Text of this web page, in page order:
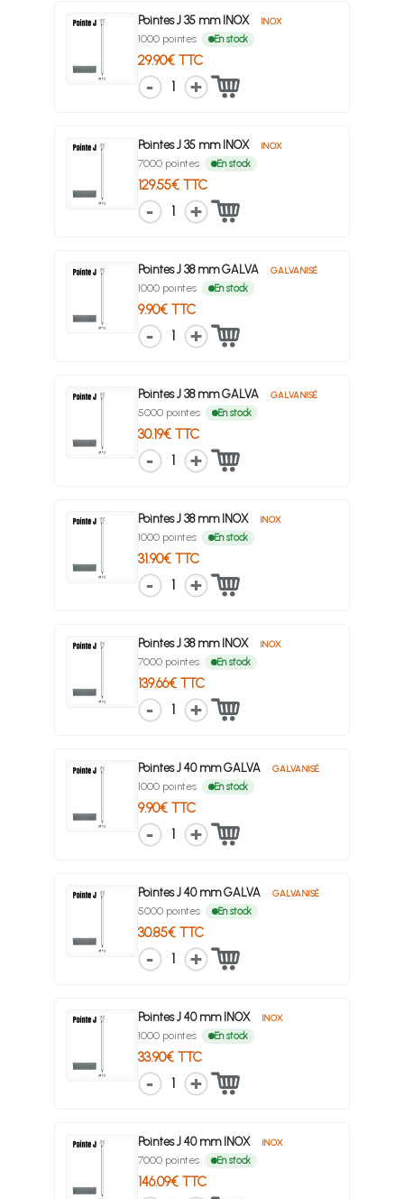
Pointes J 35 mm INOX INOX
1000 pointes En stock
29.90€ TTC
1
Pointes J 35 mm INOX INOX
7000 pointes En stock
129.55€ TTC
1
Pointes J 38 mm GALVA GALVANISÉ
1000 pointes En stock
9.90€ TTC
1
Pointes J 38 mm GALVA GALVANISÉ
5000 pointes En stock
30.19€ TTC
1
Pointes J 38 mm INOX INOX
1000 pointes En stock
31.90€ TTC
1
Pointes J 38 mm INOX INOX
7000 pointes En stock
139.66€ TTC
1
Pointes J 40 mm GALVA GALVANISÉ
1000 pointes En stock
9.90€ TTC
1
Pointes J 40 mm GALVA GALVANISÉ
5000 pointes En stock
30.85€ TTC
1
Pointes J 40 mm INOX INOX
1000 pointes En stock
33.90€ TTC
1
Pointes J 40 mm INOX INOX
7000 pointes En stock
146.09€ TTC